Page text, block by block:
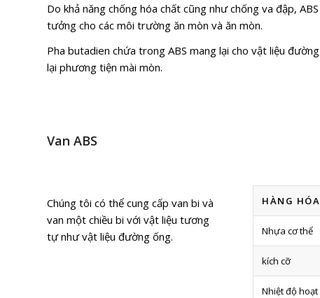
Do khả năng chống hóa chất cũng như chống va đập,
tưởng cho các môi trường ăn mòn và ăn mòn.
Pha butadien chứa trong ABS mang lại cho vật liệu
lại phương tiện mài mòn.
Van ABS
Chúng tôi có thể cung cấp van bi và
van một chiều bi với vật liệu tương
tự như vật liệu đường ống.
HÀNG HÓA
Nhựa cơ thể
kích cỡ
Nhiệt độ hoạt